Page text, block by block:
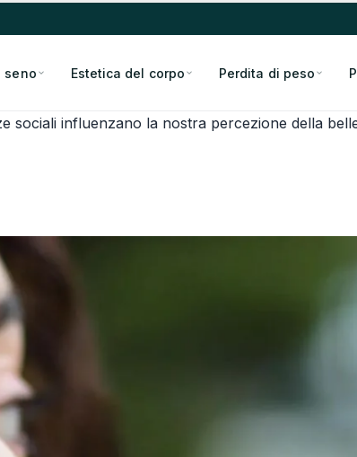
seno Estetica del corpo Perdita di peso
influenzano la nostra percezione della